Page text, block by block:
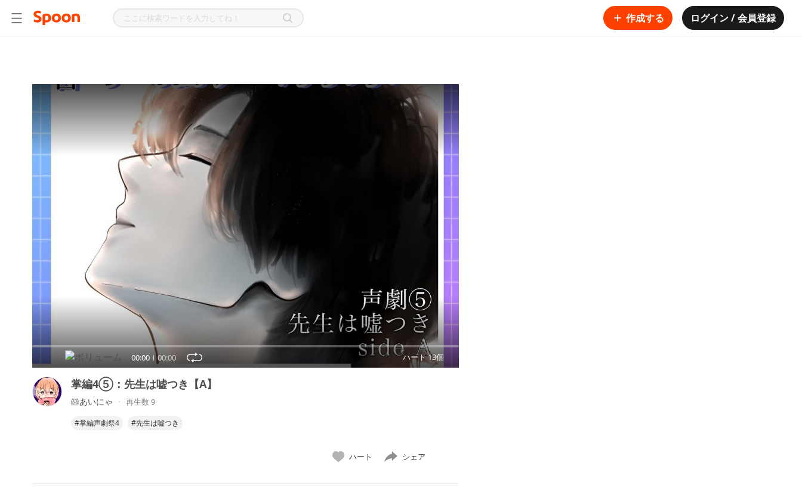
作成する ログイン / 会員登録
00:00 00:00 ハート 13個
掌編4⑤：先生は嘘つき【A】
🐹あいにゃ 再生数 9
#掌編声劇祭4 #先生は嘘つき
ハート シェア